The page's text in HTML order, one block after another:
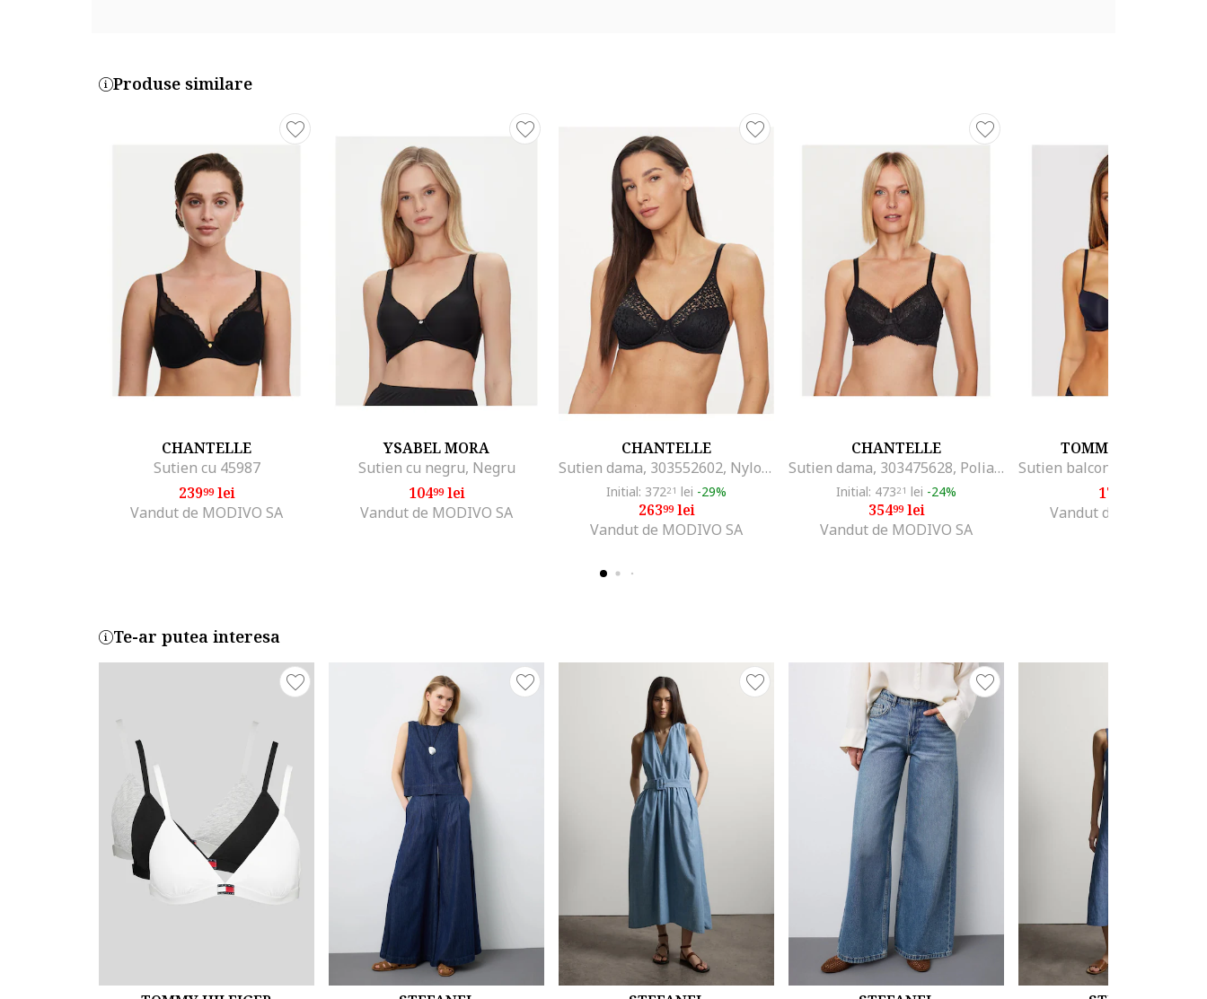
Produse similare
CHANTELLE
Sutien cu 45987
23999lei
Vandut de MODIVO SA
YSABEL MORA
Sutien cu negru, Negru
10499lei
Vandut de MODIVO SA
CHANTELLE
Sutien dama, 303552602, Nylon/Elastan, Negru, Negru
Initial: 37221 lei -29%
26399lei
Vandut de MODIVO SA
CHANTELLE
Sutien dama, 303475628, Poliamida, Negru, Negru
Initial: 47321 lei -24%
35499lei
Vandut de MODIVO SA
TOMMY HILFIGER
173
Vandut de MODIVO SA
Te-ar putea interesa